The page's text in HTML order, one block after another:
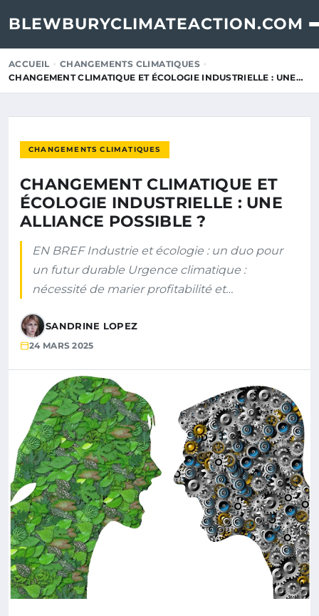
BLEWBURYCLIMATEACTION.COM
ACCUEIL
CHANGEMENTS CLIMATIQUES
CHANGEMENT CLIMATIQUE ET ÉCOLOGIE INDUSTRIELLE : UNE…
CHANGEMENTS CLIMATIQUES
CHANGEMENT CLIMATIQUE ET
ÉCOLOGIE INDUSTRIELLE : UNE
ALLIANCE POSSIBLE ?
EN BREF Industrie et écologie : un duo pour
un futur durable Urgence climatique :
nécessité de marier profitabilité et…
SANDRINE LOPEZ
24 MARS 2025